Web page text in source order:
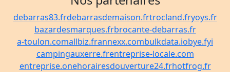
debarras83.frdebarrasdemaison.frtrocland.fryoys.fr
bazardesmarques.frbrocante-debarras.fr
a-toulon.comallbiz.frannexx.combulkdata.iobye.fyi
campingauxerre.frentreprise-locale.com
entreprise.onehorairesdouverture24.frhotfrog.fr